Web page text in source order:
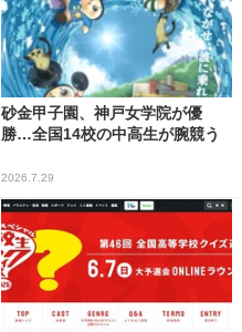
砂金甲子園、神戸女学院が優
勝…全国14校の中高生が腕競う
2026.7.29